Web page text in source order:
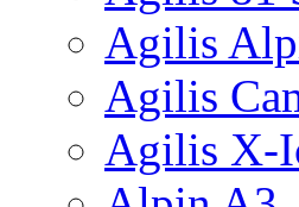
Agilis
Agilis
Agilis X-